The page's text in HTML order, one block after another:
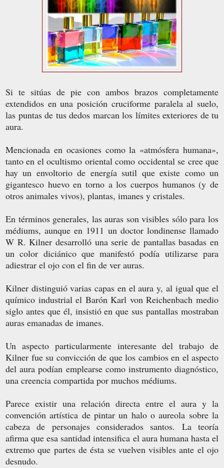
Si te sitúas de pie con ambos brazos completamente
extendidos en una posición cruciforme paralela al suelo,
las puntas de tus dedos marcan los límites exteriores de tu
aura.
Mencionada en ocasiones como la «atmósfera humana»,
tanto en el ocultismo oriental como occidental se cree que
hay un envoltorio de energía sutil que existe como un
gigantesco huevo en torno a los cuerpos humanos (y de
otros animales vivos), plantas, imanes y cristales.
En términos generales, las auras son visibles sólo para los
médiums, aunque en 1911 un doctor londinense llamado
W R. Kilner desarrolló una serie de pantallas basadas en
un color diciánico que manifestó podía utilizarse para
adiestrar el ojo con el fin de ver auras.
Kilner distinguió varias capas en el aura y, al igual que el
químico industrial el Barón Karl von Reichenbach medio
siglo antes que él, insistió en que sus pantallas mostraban
auras emanadas de imanes.
Un aspecto particularmente interesante del trabajo de
Kilner fue su convicción de que los cambios en el aspecto
del aura podían emplearse como instrumento diagnóstico,
una creencia compartida por muchos médiums.
Parece existir una relación directa entre el aura y la
convención artística de pintar un halo o aureola sobre la
cabeza de personajes considerados santos. La teoría
afirma que esa santidad intensifica el aura humana hasta el
extremo que partes de ésta se vuelven visibles ante el ojo
desnudo.